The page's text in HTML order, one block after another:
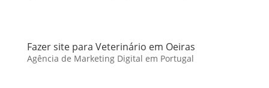
Fazer site para Veterinário em Oeiras
Agência de Marketing Digital em Portugal